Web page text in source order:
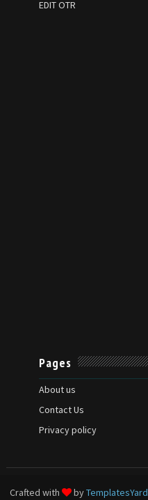
EDIT OTR
Pages
About us
Contact Us
Privacy policy
Crafted with byTemplatesYard